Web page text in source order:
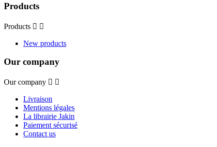
Products
Products  
New products
Our company
Our company  
Livraison
Mentions légales
La librairie Jakin
Paiement sécurisé
Contact us